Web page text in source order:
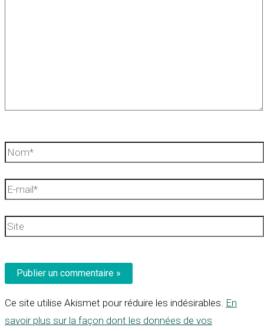
Nom*
E-
Site
Ce site utilise Akismet pour réduire les indésirables. En
savoir plus sur la façon dont les données de vos